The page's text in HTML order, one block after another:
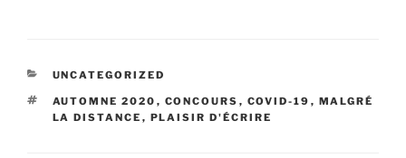
CATÉGORIES
UNCATEGORIZED
ÉTIQUETTES
AUTOMNE 2020 , CONCOURS , COVID-19 , MALGRÉ
LA DISTANCE , PLAISIR D'ÉCRIRE